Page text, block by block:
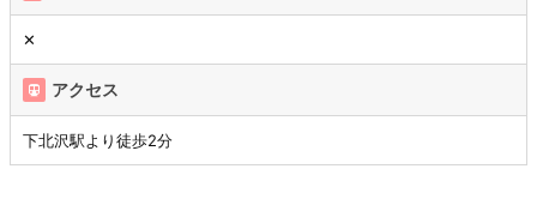
✕
アクセス
下北沢駅より徒歩2分